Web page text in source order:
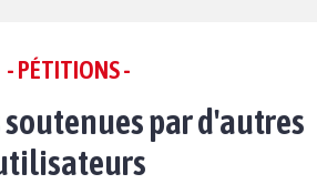
- PÉTITIONS -
par d'autres